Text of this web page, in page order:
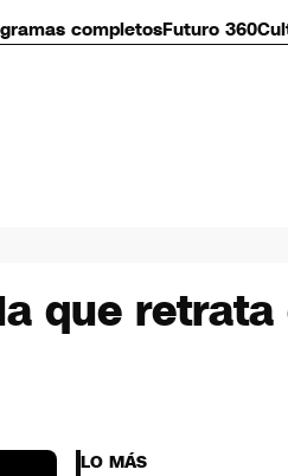
completosFuturo 360
que
LO MÁS